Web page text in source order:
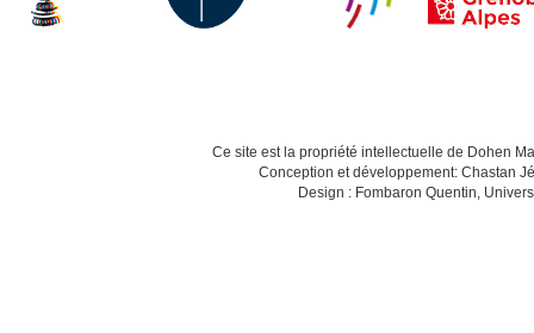
Ce site est la propriété intellectuelle de Dohen
Conception et développement: Chastan
Design : Fombaron Quentin,